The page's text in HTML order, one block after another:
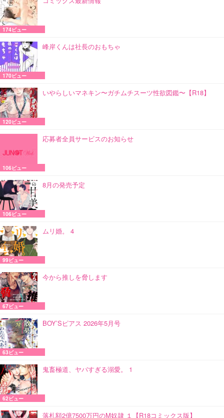
174ビュー
峰岸くんは社長のおもちゃ
170ビュー
いやらしいマネキン〜ガチムチスーツ性欲図鑑〜【R18】
120ビュー
応募者全員サービスのお知らせ
106ビュー
8月の発売予定
106ビュー
ムリ婚。 4
99ビュー
今から推しを脅します
67ビュー
BOY’Sピアス 2026年5月号
63ビュー
鬼畜極道、ヤバすぎる溺愛。 1
62ビュー
落札額2億7500万円のM奴隷 １【R18コミックス版】